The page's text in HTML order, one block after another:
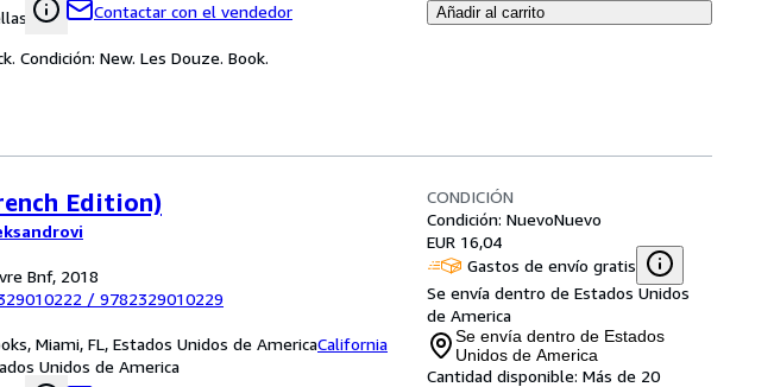
Contactar con el vendedor Añadir al carrito
Condición: New. Les Douze. Book.
Edition)
Bnf, 2018
/ 9782329010229
Miami, FL, Estados Unidos de AmericaCalifornia
Unidos de America
CONDICIÓN
Condición: NuevoNuevo
EUR 16,04
Gastos de envío gratis
Se envía dentro de Estados Unidos
de America
Se envía dentro de Estados
Unidos de America
Cantidad disponible: Más de 20